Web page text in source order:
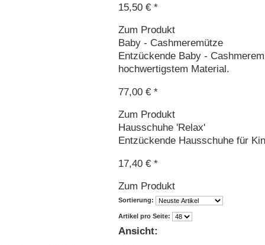
15,50 € *
Zum Produkt
Baby - Cashmeremütze
Entzückende Baby -
hochwertigstem Material.
77,00 € *
Zum Produkt
Hausschuhe 'Relax'
Entzückende Hausschuhe für
17,40 € *
Zum Produkt
Sortierung:
Artikel pro Seite:
Ansicht: